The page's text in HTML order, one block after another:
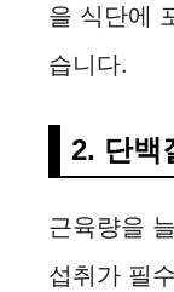
을 식단에
습니다.
2. 단백
근육량을
섭취가 필